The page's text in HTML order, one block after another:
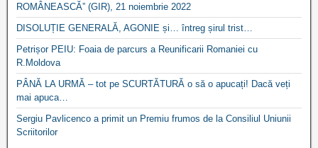
ROMÂNEASCĂ” (GIR), 21 noiembrie 2022
DISOLUȚIE GENERALĂ, AGONIE și… întreg șirul trist…
Petrișor PEIU: Foaia de parcurs a Reunificarii Romaniei cu
R.Moldova
PÂNĂ LA URMĂ – tot pe SCURTĂTURĂ o să o apucați! Dacă veți
mai apuca…
Sergiu Pavlicenco a primit un Premiu frumos de la Consiliul Uniunii
Scriitorilor